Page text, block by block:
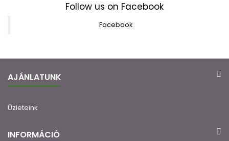
Follow us on Facebook
Facebook
AJÁNLATUNK
Üzleteink
INFORMÁCIÓ